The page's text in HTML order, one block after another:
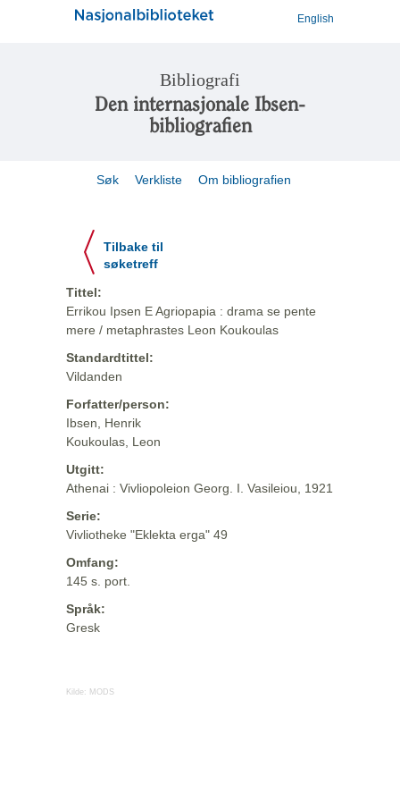
English
Bibliografi
Den internasjonale Ibsen-
bibliografien
Søk Verkliste Om bibliografien
Tilbake til
søketreff
Tittel:
Errikou Ipsen E Agriopapia : drama se pente
mere / metaphrastes Leon Koukoulas
Standardtittel:
Vildanden
Forfatter/person:
Ibsen, Henrik
Koukoulas, Leon
Utgitt:
Athenai : Vivliopoleion Georg. I. Vasileiou, 1921
Serie:
Vivliotheke "Eklekta erga" 49
Omfang:
145 s. port.
Språk:
Gresk
Kilde: MODS